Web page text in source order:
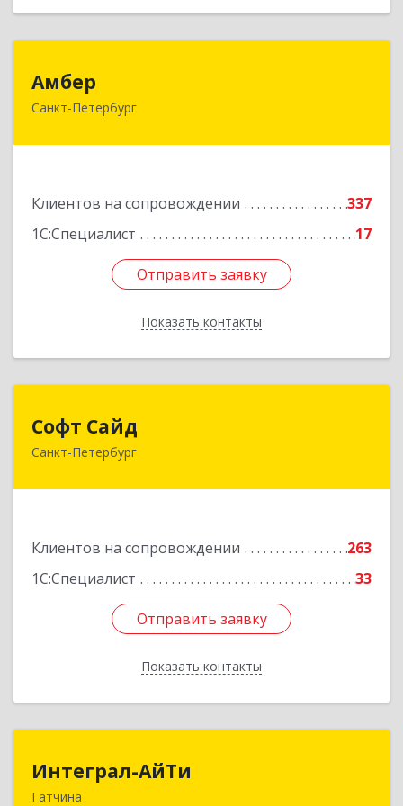
Амбер
Санкт-Петербург
Клиентов на сопровождении
337
1С:Специалист
17
Отправить заявку
Показать контакты
191119, Санкт-Петербург г, Правды ул, дом №
Отправить заявку
Назад
Софт Сайд
Санкт-Петербург
Клиентов на сопровождении
263
1С:Специалист
33
Отправить заявку
Показать контакты
190020, Санкт-Петербург г, Рижский пр, дом №
Отправить заявку
Назад
Интеграл-АйТи
Гатчина188300, Ленинградская обл, Гатчинский р-н,